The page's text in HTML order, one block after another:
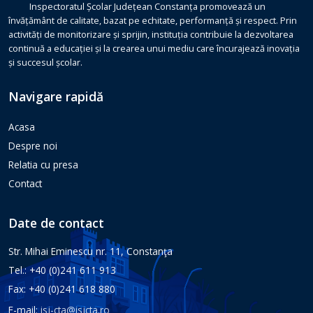
Inspectoratul Școlar Județean Constanța promovează un
învățământ de calitate, bazat pe echitate, performanță și respect. Prin
activități de monitorizare și sprijin, instituția contribuie la dezvoltarea
continuă a educației și la crearea unui mediu care încurajează inovația
și succesul școlar.
Navigare rapidă
Acasa
Despre noi
Relatia cu presa
Contact
Date de contact
Str. Mihai Eminescu nr. 11, Constanţa
Tel.: +40 (0)241 611 913
Fax: +40 (0)241 618 880
E-mail:isj-cta@isjcta.ro